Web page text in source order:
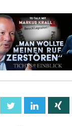
Facebook Twitter Linkedin